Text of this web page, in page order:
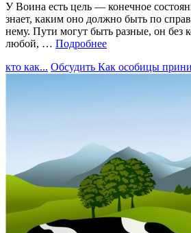
У Воина есть цель — конечное
знает, каким оно должно быть по
нему. Пути могут быть разные, он без
любой, … Подробнее
кто как... Обсудить Как особицы